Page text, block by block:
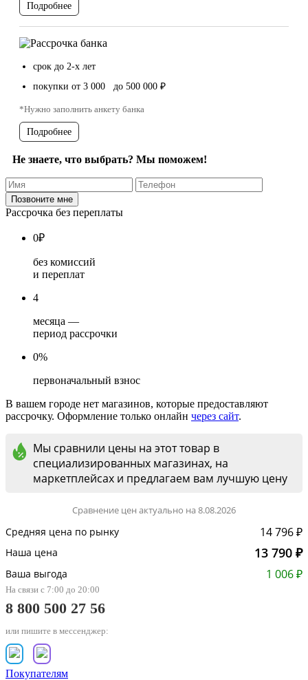
Подробнее
срок до 2-х лет
покупки от 3 000 до 500 000 ₽
*Нужно заполнить анкету банка
Подробнее
Не знаете, что выбрать? Мы поможем!
Рассрочка без переплаты
0₽
без комиссий
и переплат
4
месяца —
период рассрочки
0%
первоначальный взнос
В вашем городе нет магазинов, которые предоставляют
рассрочку. Оформление только онлайн через сайт.
Мы сравнили цены на этот товар в
специализированных магазинах, на
маркетплейсах и предлагаем вам лучшую цену
Сравнение цен актуально на 8.08.2026
Средняя цена по рынку 14 796 ₽
Наша цена 13 790 ₽
Ваша выгода 1 006 ₽
На связи с 7:00 до 20:00
8 800 500 27 56
или пишите в мессенджер:
Покупателям